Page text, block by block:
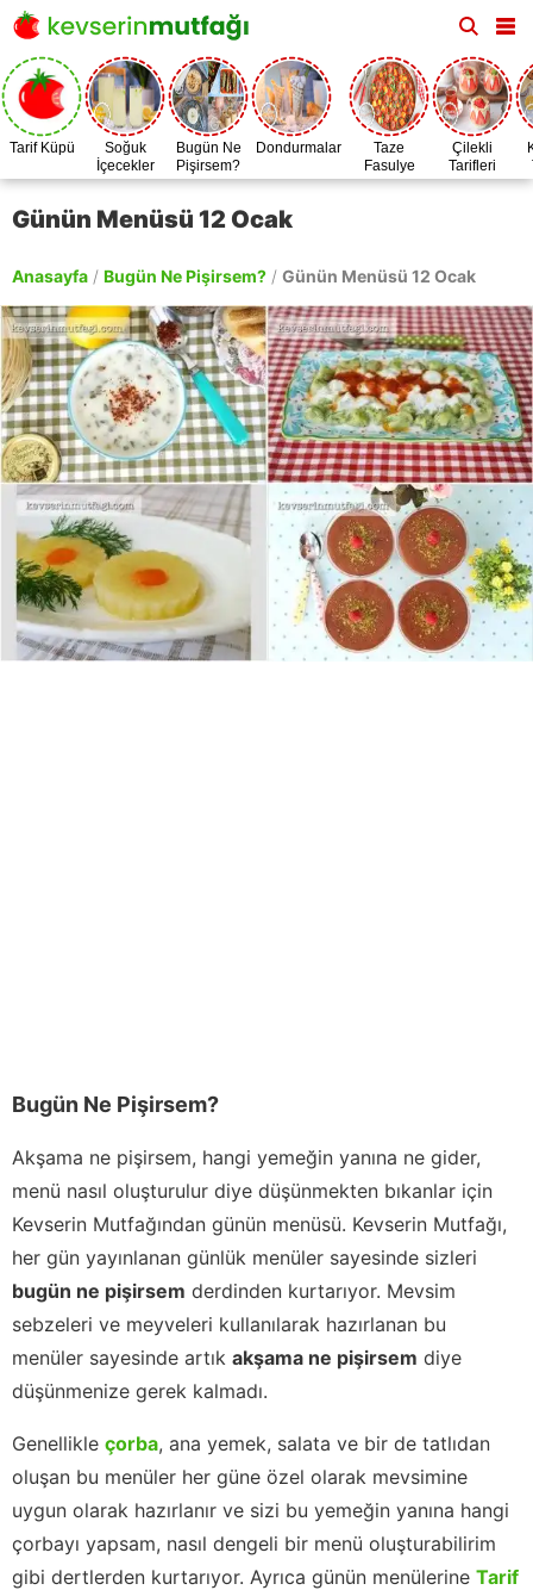
Tarif Küpü
Soğuk
İçecekler
Bugün Ne
Pişirsem?
Dondurmalar
Taze
Fasulye
Zamanı
Çilekli
Tarifleri
Günün Menüsü 12 Ocak
Anasayfa / Bugün Ne Pişirsem? / Günün Menüsü 12 Ocak
Bugün Ne Pişirsem?
Akşama ne pişirsem, hangi yemeğin yanına ne gider,
menü nasıl oluşturulur diye düşünmekten bıkanlar için
Kevserin Mutfağından günün menüsü. Kevserin Mutfağı,
her gün yayınlanan günlük menüler sayesinde sizleri
bugün ne pişirsem derdinden kurtarıyor. Mevsim
sebzeleri ve meyveleri kullanılarak hazırlanan bu
menüler sayesinde artık akşama ne pişirsem diye
düşünmenize gerek kalmadı.
Genellikle çorba, ana yemek, salata ve bir de tatlıdan
oluşan bu menüler her güne özel olarak mevsimine
uygun olarak hazırlanır ve sizi bu yemeğin yanına hangi
çorbayı yapsam, nasıl dengeli bir menü oluşturabilirim
gibi dertlerden kurtarıyor. Ayrıca günün menülerine Tarif